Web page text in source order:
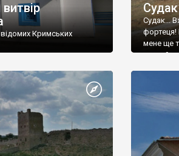
Кримських
Судак
Судак...
фортеця!
мене ще